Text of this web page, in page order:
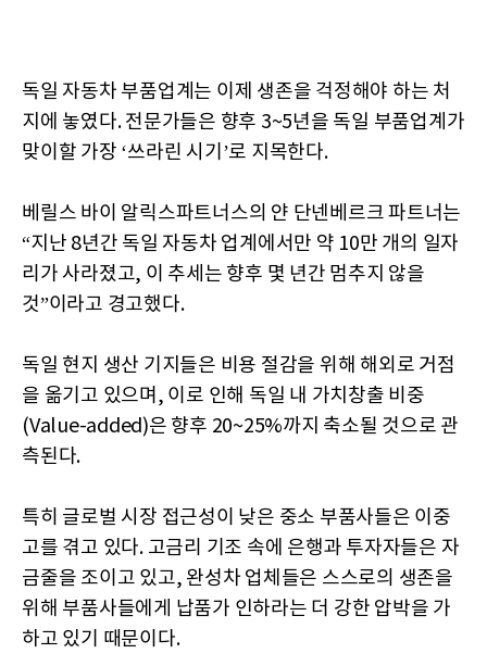
독일 자동차 부품업계는 이제 생존을 걱정해야 하는 처
지에 놓였다. 전문가들은 향후 3~5년을 독일 부품업계가
맞이할 가장 ‘쓰라린 시기’로 지목한다.
베릴스 바이 알릭스파트너스의 얀 단넨베르크 파트너는
“지난 8년간 독일 자동차 업계에서만 약 10만 개의 일자
리가 사라졌고, 이 추세는 향후 몇 년간 멈추지 않을
것”이라고 경고했다.
독일 현지 생산 기지들은 비용 절감을 위해 해외로 거점
을 옮기고 있으며, 이로 인해 독일 내 가치창출 비중
(Value-added)은 향후 20~25%까지 축소될 것으로 관
측된다.
특히 글로벌 시장 접근성이 낮은 중소 부품사들은 이중
고를 겪고 있다. 고금리 기조 속에 은행과 투자자들은 자
금줄을 조이고 있고, 완성차 업체들은 스스로의 생존을
위해 부품사들에게 납품가 인하라는 더 강한 압박을 가
하고 있기 때문이다.